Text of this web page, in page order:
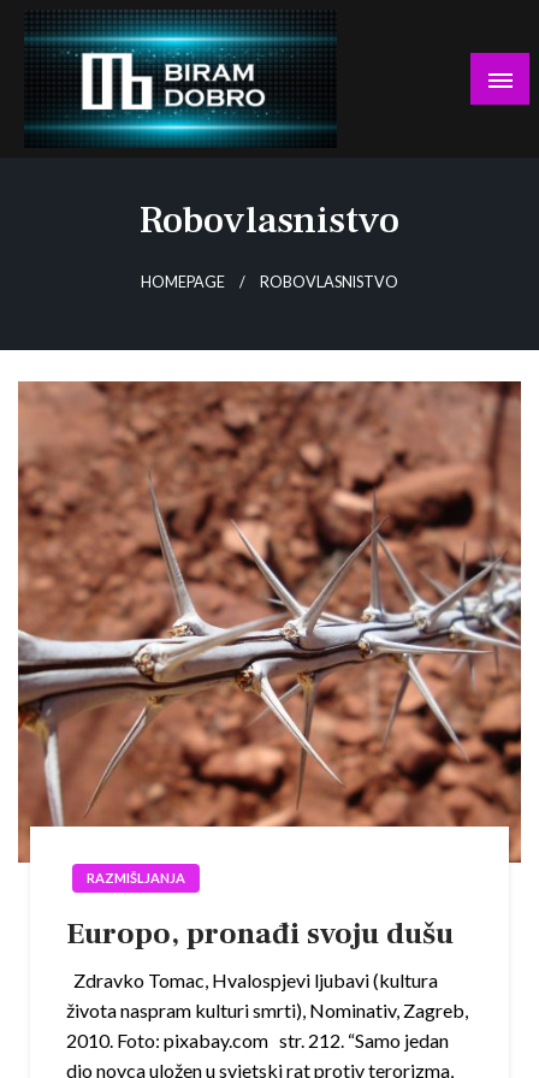
Skip
content
Robovlasnistvo
HOMEPAGE ROBOVLASNISTVO
RAZMIŠLJANJA
Europo, pronađi svoju dušu
Zdravko Tomac, Hvalospjevi ljubavi (kultura
života naspram kulturi smrti), Nominativ, Zagreb,
2010. Foto: pixabay.com str. 212. “Samo jedan
dio novca uložen u svjetski rat protiv terorizma,